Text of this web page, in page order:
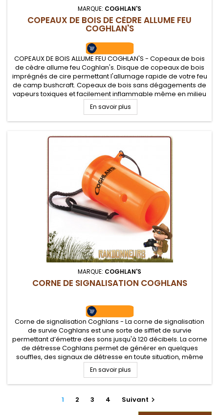
MARQUE: COGHLAN'S
COPEAUX DE BOIS DE CÈDRE ALLUME FEU
COGHLAN'S
COPEAUX DE BOIS ALLUME FEU COGHLAN'S - Copeaux de bois
de cèdre allume feu Coghlan's. Disque de copeaux de bois
imprégnés de cire permettant l'allumage rapide de votre feu
de camp bushcraft. Copeaux de bois sans dégagements de
vapeurs toxiques et facilement inflammable même en milieu
humide, flamme intense.
En savoir plus
MARQUE: COGHLAN'S
CORNE DE SIGNALISATION COGHLANS
Corne de signalisation Coghlans - La corne de signalisation
de survie Coghlans est une sorte de sifflet de survie
permettant d’émettre des sons jusqu'à 120 décibels. La corne
de détresse Coghlans permet de générer en quelques
souffles, des signaux de détresse en toute situation, même
du code Morse
En savoir plus
1 2 3 4 Suivant 